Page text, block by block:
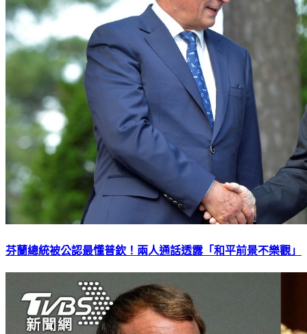
芬蘭總統被公認最懂普欽！兩人通話透露「和平前景不樂觀」